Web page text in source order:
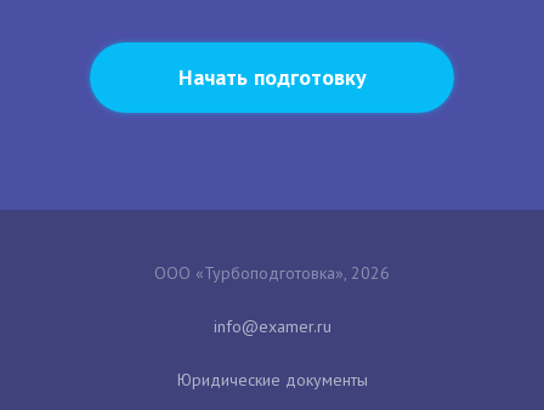
Начать подготовку
ООО «Турбоподготовка», 2026
Юридические документы